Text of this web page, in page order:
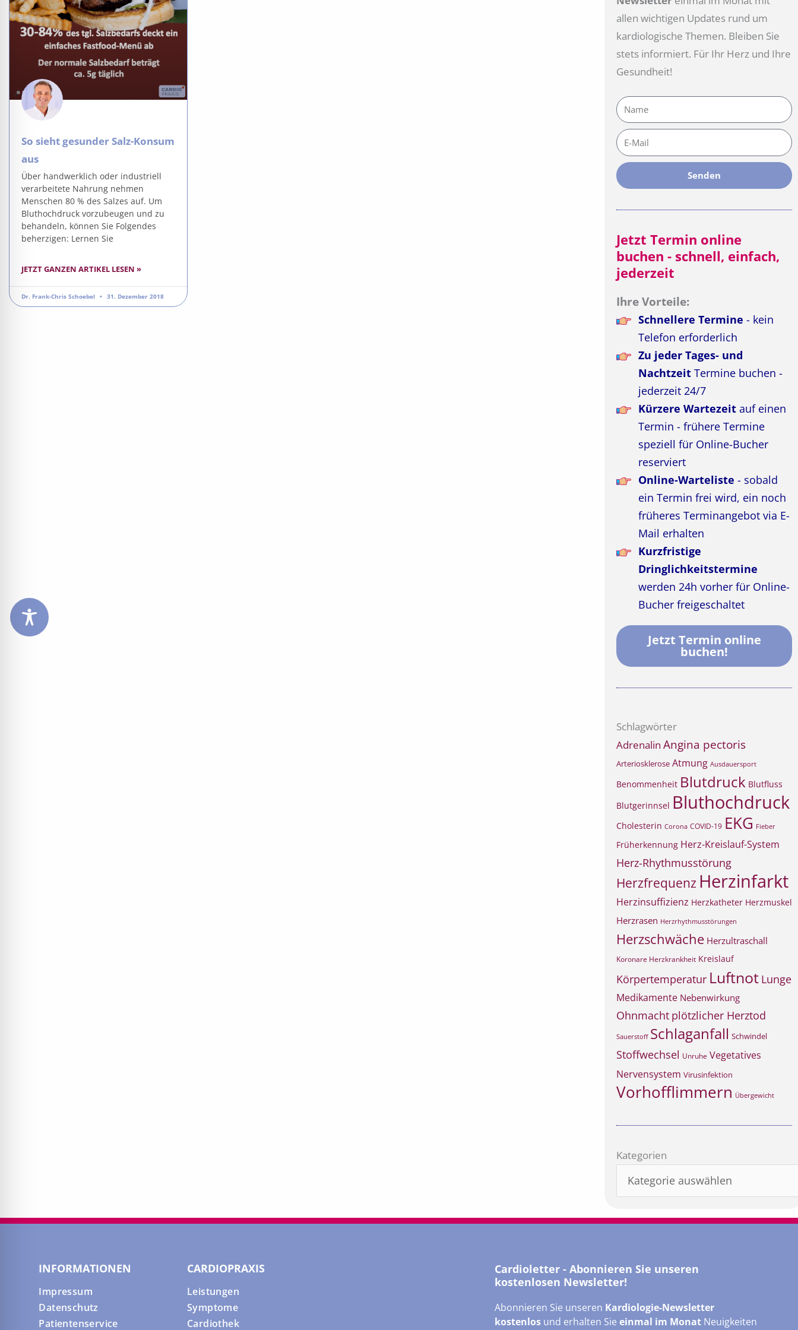
So sieht gesunder Salz-Konsum
aus
Über handwerklich oder industriell
verarbeitete Nahrung nehmen
Menschen 80 % des Salzes auf. Um
Bluthochdruck vorzubeugen und zu
behandeln, können Sie Folgendes
beherzigen: Lernen Sie
JETZT GANZEN ARTIKEL LESEN »
Dr. Frank-Chris Schoebel 31. Dezember 2018
allen wichtigen Updates rund um
kardiologische Themen. Bleiben Sie
stets informiert. Für Ihr Herz und Ihre
Gesundheit!
Name
E-
Mail
Senden
Jetzt Termin online
buchen - schnell, einfach,
jederzeit
Ihre Vorteile:
Schnellere Termine - kein
Telefon erforderlich
Zu jeder Tages- und
NachtzeitTermine buchen -
jederzeit 24/7
Kürzere Wartezeitauf einen
Termin - frühere Termine
speziell für Online-Bucher
reserviert
Online-Warteliste - sobald
ein Termin frei wird, ein noch
früheres Terminangebot via E-
Mail erhalten
Kurzfristige
Dringlichkeitstermine
werden 24h vorher für Online-
Bucher freigeschaltet
Jetzt Termin online
buchen!
Schlagwörter
Adrenalin Angina pectoris
Arteriosklerose Atmung Ausdauersport
Benommenheit Blutdruck Blutfluss
Blutgerinnsel Bluthochdruck
Cholesterin Corona COVID-19 EKG Fieber
Früherkennung Herz-Kreislauf-System
Herz-Rhythmusstörung
Herzfrequenz Herzinfarkt
Herzinsuffizienz Herzkatheter Herzmuskel
Herzrasen Herzrhythmusstörungen
Herzschwäche Herzultraschall
Koronare Herzkrankheit Kreislauf
Körpertemperatur Luftnot Lunge
Medikamente Nebenwirkung
Ohnmacht plötzlicher Herztod
Sauerstoff Schlaganfall Schwindel
Stoffwechsel Unruhe Vegetatives
Nervensystem Virusinfektion
Vorhofflimmern Übergewicht
Kategorien
Kategorien
INFORMATIONEN
Impressum
Datenschutz
Patientenservice
CARDIOPRAXIS
Leistungen
Symptome
Cardiothek
Cardioletter - Abonnieren Sie unseren
kostenlosen Newsletter!
Abonnieren Sie unseren Kardiologie-Newsletter
kostenlos und erhalten Sieeinmal im Monat Neuigkeiten